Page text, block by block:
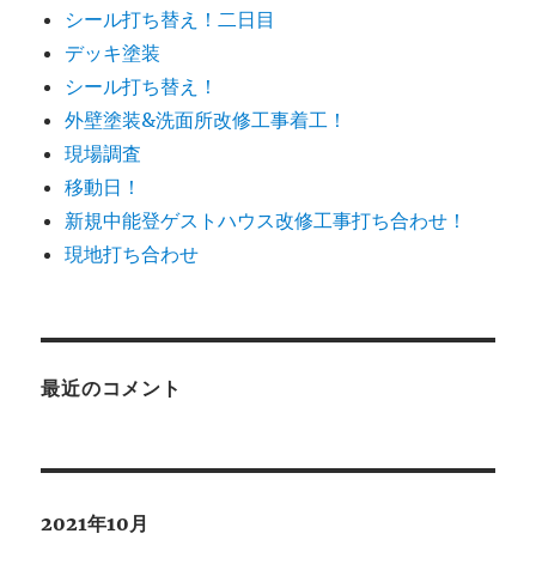
シール打ち替え！二日目
デッキ塗装
シール打ち替え！
外壁塗装&洗面所改修工事着工！
現場調査
移動日！
新規中能登ゲストハウス改修工事打ち合わせ！
現地打ち合わせ
最近のコメント
2021年10月